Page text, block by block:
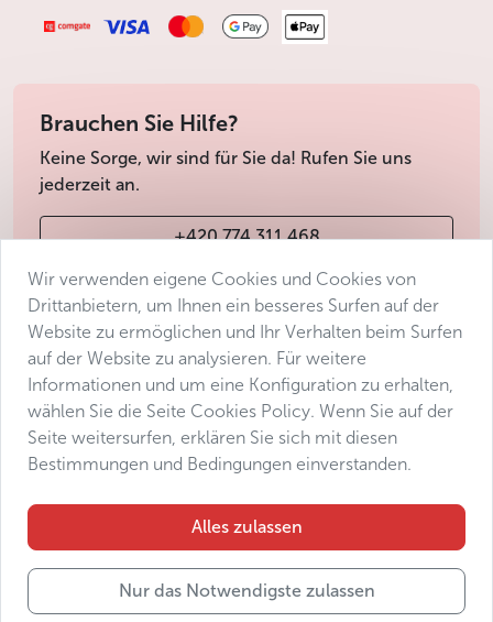
Brauchen Sie Hilfe?
Keine Sorge, wir sind für Sie da! Rufen Sie uns
jederzeit an.
+420 774 311 468
info@avantgarde-prague.cz
Geschäftsbedingungen
Datenschutz
Barrierefreiheitserklärung
Manage consent
Wir verwenden eigene Cookies und Cookies von
Drittanbietern, um Ihnen ein besseres Surfen auf der
Website zu ermöglichen und Ihr Verhalten beim Surfen
auf der Website zu analysieren. Für weitere
Informationen und um eine Konfiguration zu erhalten,
wählen Sie die Seite Cookies Policy. Wenn Sie auf der
Seite weitersurfen, erklären Sie sich mit diesen
Bestimmungen und Bedingungen einverstanden.
Alles zulassen
Nur das Notwendigste zulassen